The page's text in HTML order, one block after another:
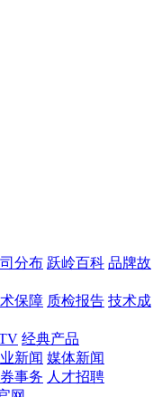
分布 跃岭百科 品牌故
保障 质检报告 技术成
经典产品
新闻 媒体新闻
事务 人才招聘